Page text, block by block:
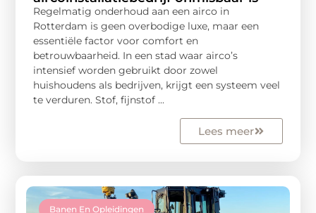
Regelmatig onderhoud aan een airco in
Rotterdam is geen overbodige luxe, maar een
essentiële factor voor comfort en
betrouwbaarheid. In een stad waar airco’s
intensief worden gebruikt door zowel
huishoudens als bedrijven, krijgt een systeem veel
te verduren. Stof, fijnstof ...
Lees meer
Banen En Opleidingen